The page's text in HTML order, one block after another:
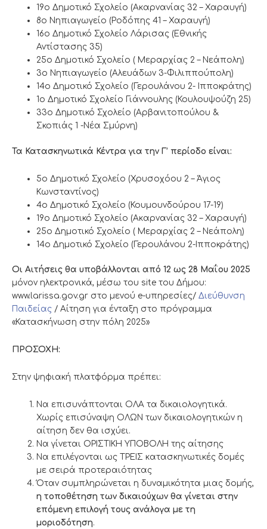
19ο Δημοτικό Σχολείο (Ακαρνανίας 32 – Χαραυγή)
8ο Νηπιαγωγείο (Ροδόπης 41 – Χαραυγή)
16ο Δημοτικό Σχολείο Λάρισας (Εθνικής
Αντίστασης 35)
25ο Δημοτικό Σχολείο ( Μεραρχίας 2 – Νεάπολη)
3ο Νηπιαγωγείο (Αλευάδων 3-Φιλιππούπολη)
14ο Δημοτικό Σχολείο (Γερουλάνου 2- Ιπποκράτης)
1ο Δημοτικό Σχολείο Γιάννουλης (Κουλουψούζη 25)
33ο Δημοτικό Σχολείο (Αρβανιτοπούλου &
Σκοπιάς 1 -Νέα Σμύρνη)
Τα Κατασκηνωτικά Κέντρα για την Γ’ περίοδο είναι:
5ο Δημοτικό Σχολείο (Χρυσοχόου 2 – Άγιος
Κωνσταντίνος)
4ο Δημοτικό Σχολείο (Κουμουνδούρου 17-19)
19ο Δημοτικό Σχολείο (Ακαρνανίας 32 – Χαραυγή)
25ο Δημοτικό Σχολείο ( Μεραρχίας 2 – Νεάπολη)
14ο Δημοτικό Σχολείο (Γερουλάνου 2-Ιπποκράτης)
Οι Αιτήσεις θα υποβάλλονται από 12 ως 28 Μαΐου 2025
μόνον ηλεκτρονικά, μέσω του site του Δήμου:
www.larissa.gov.gr στο μενού e-υπηρεσίες/ Διεύθυνση
Παιδείας / Αίτηση για ένταξη στο πρόγραμμα
«Κατασκήνωση στην πόλη 2025»
ΠΡΟΣΟΧΗ:
Στην ψηφιακή πλατφόρμα πρέπει:
Να επισυνάπτονται ΟΛΑ τα δικαιολογητικά.
Χωρίς επισύναψη ΟΛΩΝ των δικαιολογητικών η
αίτηση δεν θα ισχύει.
Να γίνεται ΟΡΙΣΤΙΚΗ ΥΠΟΒΟΛΗ της αίτησης
Να επιλέγονται ως ΤΡΕΙΣ κατασκηνωτικές δομές
με σειρά προτεραιότητας
Όταν συμπληρώνεται η δυναμικότητα μιας δομής,
η τοποθέτηση των δικαιούχων θα γίνεται στην
επόμενη επιλογή τους ανάλογα με τη
μοριοδότηση.